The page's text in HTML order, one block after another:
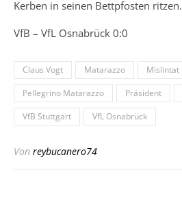
Kerben in seinen Bettpfosten ritzen.
VfB – VfL Osnabrück 0:0
Claus Vogt Matarazzo
Mislintat
Pellegrino Matarazzo
Präsident
VfB Stuttgart
VfL Osnabrück
Von reybucanero74